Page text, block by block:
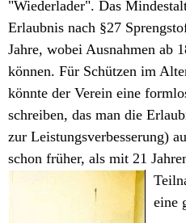
"Wiederlader". Das
Erlaubnis nach §27
Jahre, wobei Ausnahmen ab
können. Für Schützen im
könnte der Verein eine
schreiben, das man die
zur Leistungsverbesserung)
schon früher, als mit 21
eine